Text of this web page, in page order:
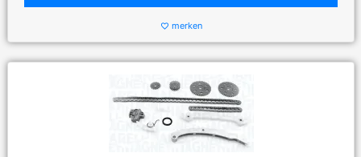
favorite_border merken